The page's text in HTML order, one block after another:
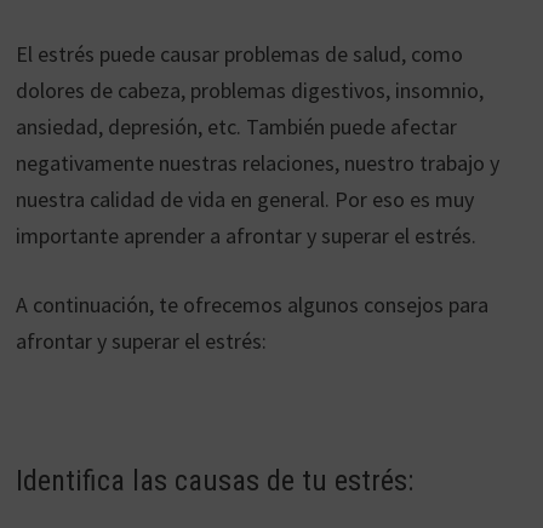
El estrés puede causar problemas de salud, como
dolores de cabeza, problemas digestivos, insomnio,
ansiedad, depresión, etc. También puede afectar
negativamente nuestras relaciones, nuestro trabajo y
nuestra calidad de vida en general. Por eso es muy
importante aprender a afrontar y superar el estrés.
A continuación, te ofrecemos algunos consejos para
afrontar y superar el estrés:
Identifica las causas de tu estrés: